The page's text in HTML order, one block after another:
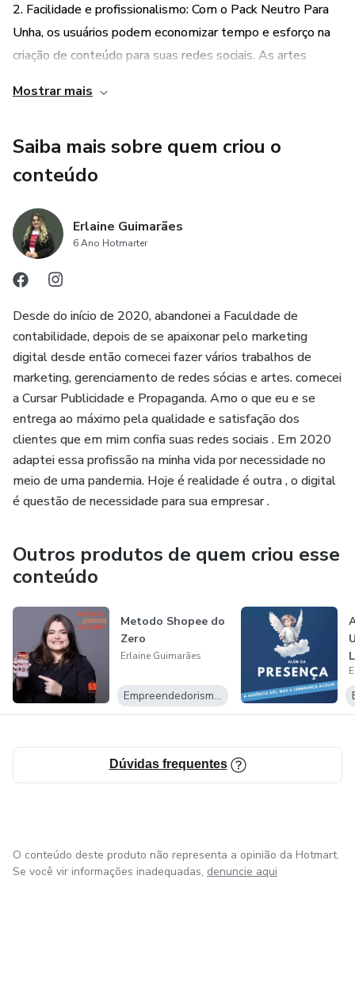
2. Facilidade e profissionalismo: Com o Pack Neutro Para
Unha, os usuários podem economizar tempo e esforço na
criação de conteúdo para suas redes sociais. As artes
eliminando a necessidade de criar designs do zero. Além
profissional e coesa, tornando o perfil do usuário mais
atraente e confiável para seu público-alvo.
Mostrar mais
Saiba mais sobre quem criou o
conteúdo
Erlaine Guimarães
6 Ano Hotmarter
Desde do início de 2020, abandonei a Faculdade de
contabilidade, depois de se apaixonar pelo marketing
digital desde então comecei fazer vários trabalhos de
marketing, gerenciamento de redes sócias e artes. comecei
a Cursar Publicidade e Propaganda. Amo o que eu e se
entrega ao máximo pela qualidade e satisfação dos
clientes que em mim confia suas redes sociais . Em 2020
adaptei essa profissão na minha vida por necessidade no
meio de uma pandemia. Hoje é realidade é outra , o digital
é questão de necessidade para sua empresar .
Outros produtos de quem criou esse
conteúdo
Metodo Shopee do
Zero
Erlaine Guimarães
Empreendedorismo Digital
Dúvidas frequentes
O conteúdo deste produto não representa a opinião da Hotmart.
Se você vir informações inadequadas, denuncie aqui